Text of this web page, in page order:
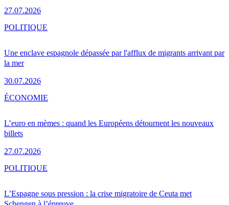
27.07.2026
Une enclave espagnole dépassée par l'afflux de migrants arrivant par
la mer
30.07.2026
POLITIQUE
L’euro en mèmes : quand les Européens détournent les nouveaux
billets
27.07.2026
ÉCONOMIE
L’Espagne sous pression : la crise migratoire de Ceuta met
POLITIQUE